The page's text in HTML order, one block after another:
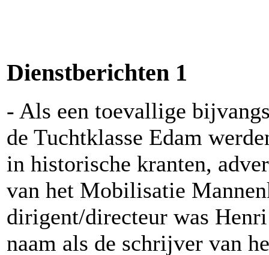
Dienstberichten 1
- Als een toevallige
de Tuchtklasse Edam
in historische kranten,
van het Mobilisatie
dirigent/directeur was
naam als de schrijver van